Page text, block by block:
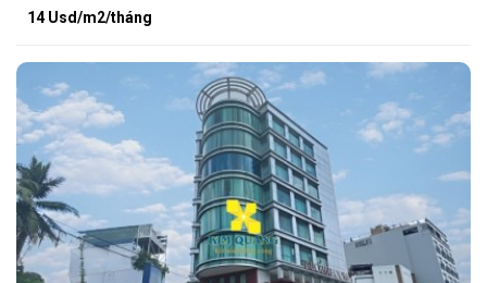
14 Usd/m2/tháng